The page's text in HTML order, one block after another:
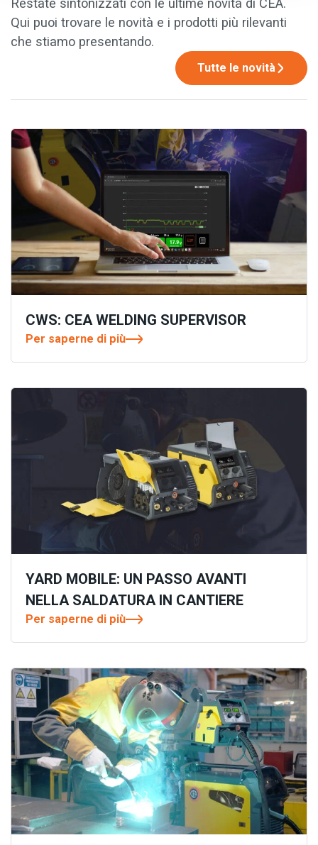
Restate sintonizzati con le ultime novità di CEA.
Qui puoi trovare le novità e i prodotti più rilevanti
che stiamo presentando.
Tutte le novità
CWS: CEA WELDING SUPERVISOR
Per saperne di più
YARD MOBILE: UN PASSO AVANTI
NELLA SALDATURA IN CANTIERE
Per saperne di più